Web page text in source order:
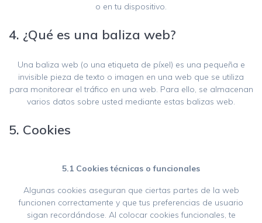
o en tu dispositivo.
4. ¿Qué es una baliza web?
Una baliza web (o una etiqueta de píxel) es una pequeña e
invisible pieza de texto o imagen en una web que se utiliza
para monitorear el tráfico en una web. Para ello, se almacenan
varios datos sobre usted mediante estas balizas web.
5. Cookies
5.1 Cookies técnicas o funcionales
Algunas cookies aseguran que ciertas partes de la web
funcionen correctamente y que tus preferencias de usuario
sigan recordándose. Al colocar cookies funcionales, te